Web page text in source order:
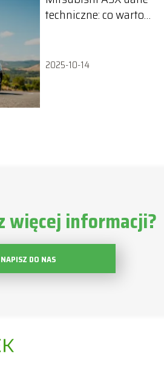
techniczne: co warto
2025-10-14
więcej informacji?
NAPISZ DO NAS